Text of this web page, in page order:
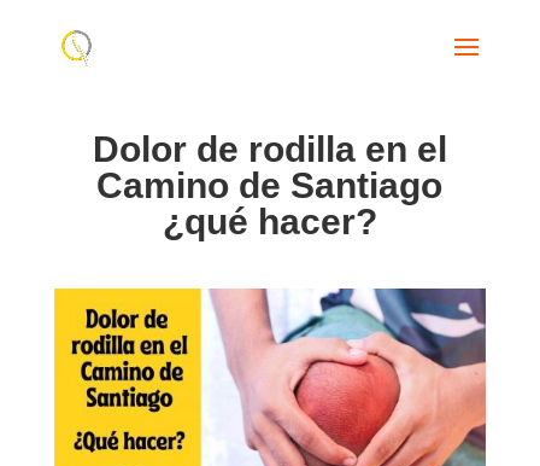
Dolor de rodilla en el
Camino de Santiago
¿qué hacer?